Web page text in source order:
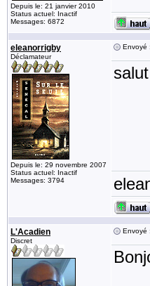
Depuis le: 21 janvier 2010
Status actuel: Inactif
Messages: 6872
eleanorrigby
Déclamateur
Depuis le: 29 novembre 2007
Status actuel: Inactif
Messages: 3794
Envoyé
L'Acadien
Discret
Envoyé